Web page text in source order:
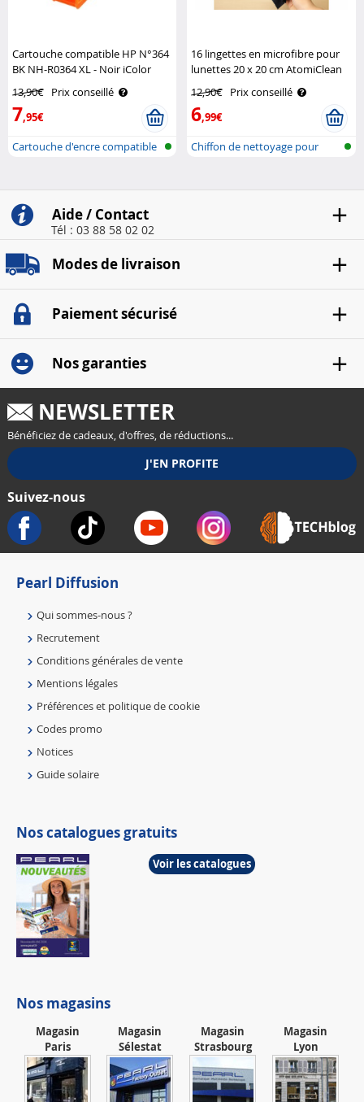
Cartouche compatible HP N°364
BK NH-R0364 XL - Noir iColor
13,90€ Prix conseillé
7,95€
Cartouche d'encre compatible
16 lingettes en microfibre pour
lunettes 20 x 20 cm AtomiClean
12,90€ Prix conseillé
6,99€
Chiffon de nettoyage pour
Aide / Contact
Tél : 03 88 58 02 02
Modes de livraison
Paiement sécurisé
Nos garanties
NEWSLETTER
Bénéficiez de cadeaux, d'offres, de réductions...
Suivez-nous
Pearl Diffusion
Qui sommes-nous ?
Recrutement
Conditions générales de vente
Mentions légales
Préférences et politique de cookie
Codes promo
Notices
Guide solaire
Nos catalogues gratuits
Voir les catalogues
Nos magasins
Magasin
Paris
Magasin
Sélestat
Magasin
Strasbourg
Magasin
Lyon